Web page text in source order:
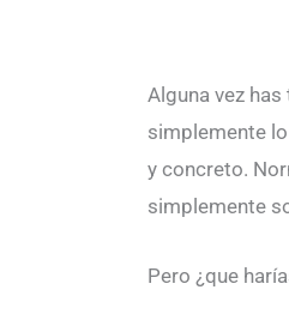
Alguna vez
simplemente
y concreto.
simplemente
Pero ¿que